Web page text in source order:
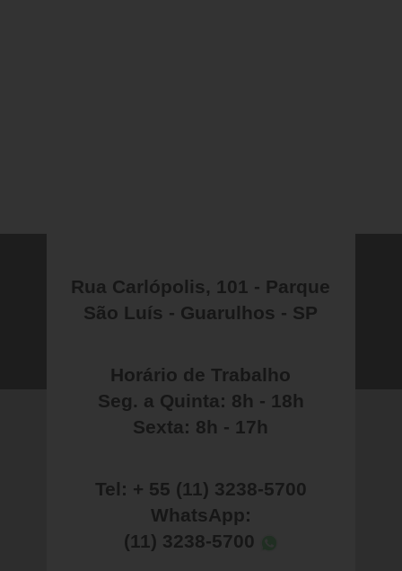
Rua Carlópolis, 101 - Parque
São Luís - Guarulhos - SP
Horário de Trabalho
Seg. a Quinta: 8h - 18h
Sexta: 8h - 17h
Tel: + 55 (11) 3238-5700
WhatsApp:
(11) 3238-5700